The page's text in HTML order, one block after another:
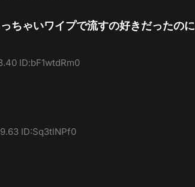
ちゃいワイプで流すの好きだったのに
ID:bF1wtdRm0
ID:Sq3tlNPf0